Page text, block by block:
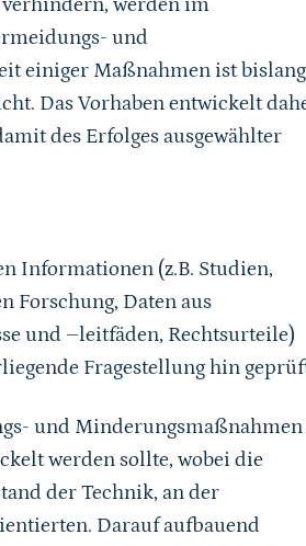
verhindern, werden im
und
einiger Maßnahmen ist bislang
Das Vorhaben entwickelt
des Erfolges ausgewählter
Informationen (z.B. Studien,
Forschung, Daten aus
und –leitfäden, Rechtsurteile)
Fragestellung hin
und Minderungsmaßnahmen
werden sollte, wobei die
der Technik, an der
Darauf aufbauend